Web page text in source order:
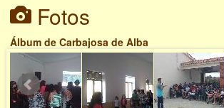
Fotos
Álbum de Carbajosa de Alba